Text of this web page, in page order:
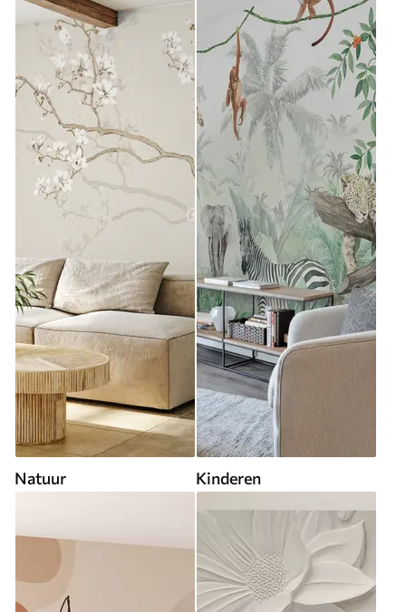
Natuur Kinderen